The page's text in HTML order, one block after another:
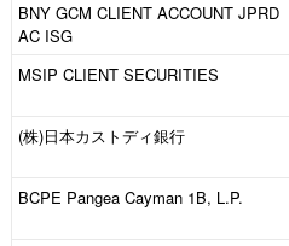
BNY GCM CLIENT ACCOUNT JPRD
AC ISG
MSIP CLIENT SECURITIES
(株)日本カストディ銀行
BCPE Pangea Cayman 1B, L.P.